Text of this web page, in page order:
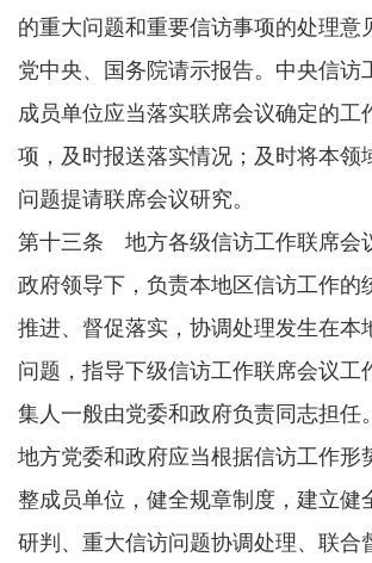
的重大问题和重要信访事项的处理意
党中央、国务院请示报告。 中央信访
成员单位应当落实联席会议确定的工
项，及时报送落实情况；及时将本领
问题提请联席会议研究。
第十三条 地方各级信访工作联席会
政府领导下，负责本地区信访工作的
推进、督促落实，协调处理发生在本
问题，指导下级信访工作联席会议工
集人一般由党委和政府负责同志担任。
地方党委和政府应当根据信访工作形
整成员单位，健全规章制度，建立健
研判、重大信访问题协调处理、联合